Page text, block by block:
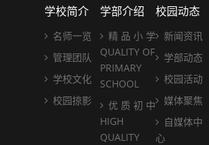
学校简介
名师一览
管理团队
学校文化
校园掠影
学部介绍
精 品 小 学
QUALITY OF
PRIMARY
SCHOOL
优 质 初 中
HIGH
QUALITY
校园动态
新闻资讯
学部动态
校园活动
媒体聚焦
自媒体中
心